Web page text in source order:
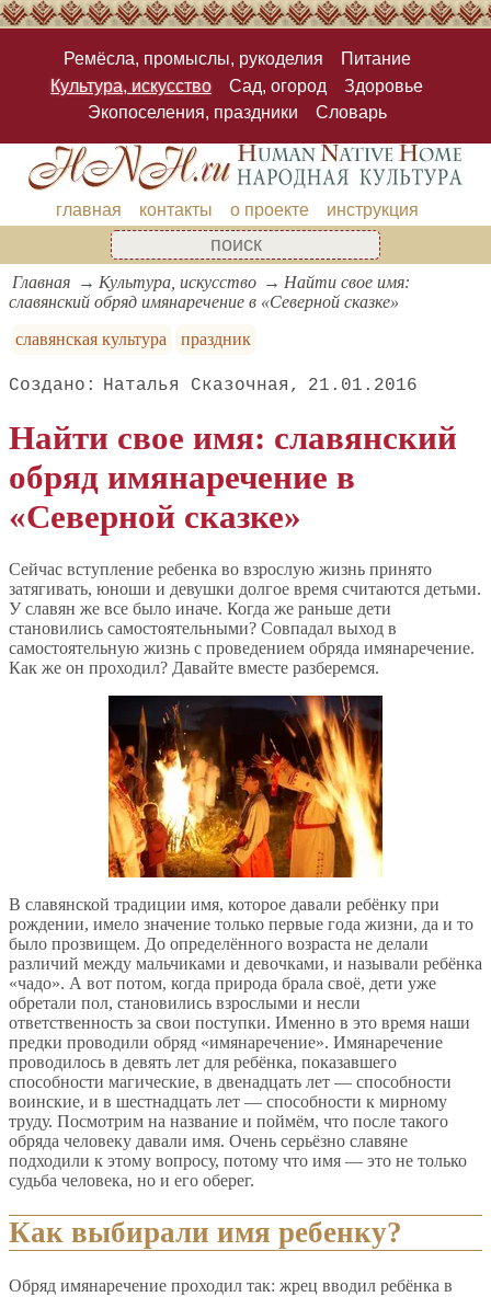
Ремёсла, промыслы, рукоделия
Питание
Культура, искусство
Сад, огород
Здоровье
Экопоселения, праздники
Словарь
главная контакты о проекте инструкция
Главная Культура, искусство
Найти свое имя:
славянский обряд имянаречение в «Северной сказке»
славянская культура
праздник
Наталья Сказочная 21.01.2016
Найти свое имя: славянский
обряд имянаречение в
«Северной сказке»
Сейчас вступление ребенка во взрослую жизнь принято
затягивать, юноши и девушки долгое время считаются детьми.
У славян же все было иначе. Когда же раньше дети
становились самостоятельными? Совпадал выход в
самостоятельную жизнь с проведением обряда имянаречение.
Как же он проходил? Давайте вместе разберемся.
В славянской традиции имя, которое давали ребёнку при
рождении, имело значение только первые года жизни, да и то
было прозвищем. До определённого возраста не делали
различий между мальчиками и девочками, и называли ребёнка
«чадо». А вот потом, когда природа брала своё, дети уже
обретали пол, становились взрослыми и несли
ответственность за свои поступки. Именно в это время наши
предки проводили обряд «имянаречение». Имянаречение
проводилось в девять лет для ребёнка, показавшего
способности магические, в двенадцать лет — способности
воинские, и в шестнадцать лет — способности к мирному
труду. Посмотрим на название и поймём, что после такого
обряда человеку давали имя. Очень серьёзно славяне
подходили к этому вопросу, потому что имя — это не только
судьба человека, но и его оберег.
Как выбирали имя ребенку?
Обряд имянаречение проходил так: жрец вводил ребёнка в